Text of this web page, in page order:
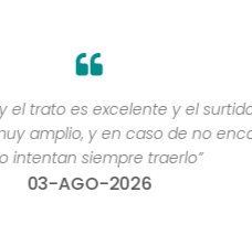
el trato es excelente y el
amplio, y en caso de no
intentan siempre traerlo”
03-AGO-2026